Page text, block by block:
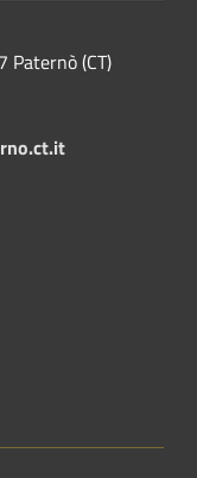
Paternò (CT)